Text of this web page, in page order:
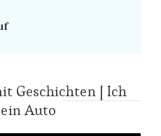
Geschichten | Ich
Auto